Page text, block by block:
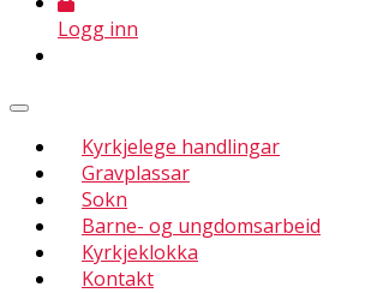
Logg inn
Kyrkjelege handlingar
Gravplassar
Sokn
Barne- og ungdomsarbeid
Kyrkjeklokka
Kontakt